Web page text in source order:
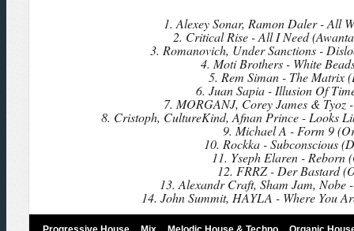
1. Alexey Sonar, Ramon Daler - All
2. Critical Rise - All I Need
3. Romanovich, Under Sanctions -
4. Moti Brothers - White
5. Rem Siman - The Matrix
6. Juan Sapia - Illusion Of
7. MORGANJ, Corey James & Tyoz
8. Cristoph, CultureKind, Afnan Prince - Looks
9. Michael A - Form 9
10. Rockka - Subconscious
11. Yseph Elaren - Reborn
12. FRRZ - Der Bastard
13. Alexandr Craft, Sham Jam,
14. John Summit, HAYLA - Where You